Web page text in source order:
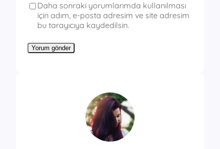
Daha sonraki yorumlarımda kullanılması
için adım, e-posta adresim ve site adresim
bu tarayıcıya kaydedilsin.